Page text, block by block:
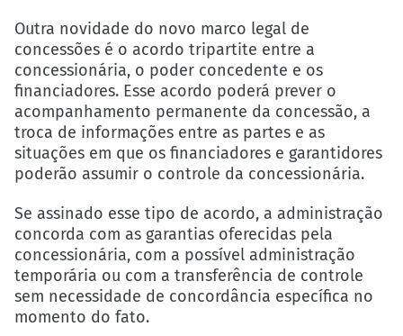
Outra novidade do novo marco legal de
concessões é o acordo tripartite entre a
concessionária, o poder concedente e os
financiadores. Esse acordo poderá prever o
acompanhamento permanente da concessão, a
troca de informações entre as partes e as
situações em que os financiadores e garantidores
poderão assumir o controle da concessionária.
Se assinado esse tipo de acordo, a administração
concorda com as garantias oferecidas pela
concessionária, com a possível administração
temporária ou com a transferência de controle
sem necessidade de concordância específica no
momento do fato.